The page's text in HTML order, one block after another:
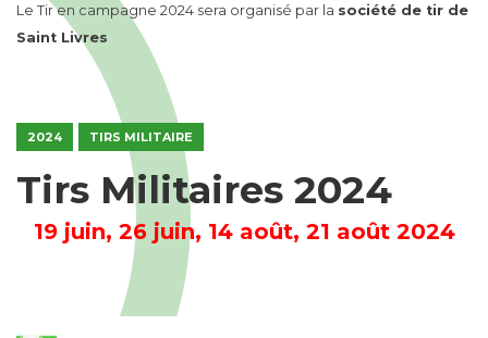
Le Tir en campagne 2024 sera organisé par la société de tir de
Saint Livres
2024 TIRS MILITAIRE
Tirs Militaires 2024
19 juin, 26 juin, 14 août, 21 août 2024